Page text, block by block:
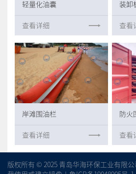
轻量化油囊
查看详细
装卸
查看
岸滩围油栏
查看详细
防火
查看
版权所有 © 2025 青岛华海环保工业有限